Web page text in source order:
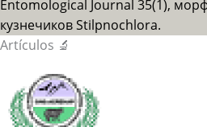
Artículos 🔬